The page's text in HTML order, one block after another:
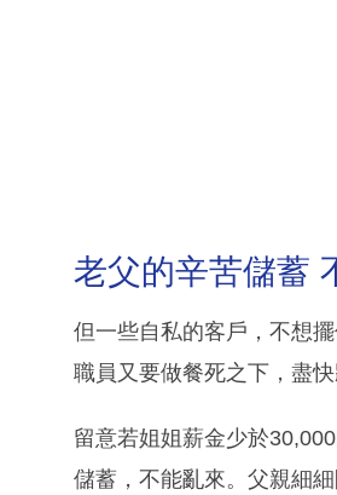
老父的辛苦儲蓄
但一些自私的客戶，不想
職員又要做餐死之下，盡
留意若姐姐薪金少於
儲蓄，不能亂來。父親細